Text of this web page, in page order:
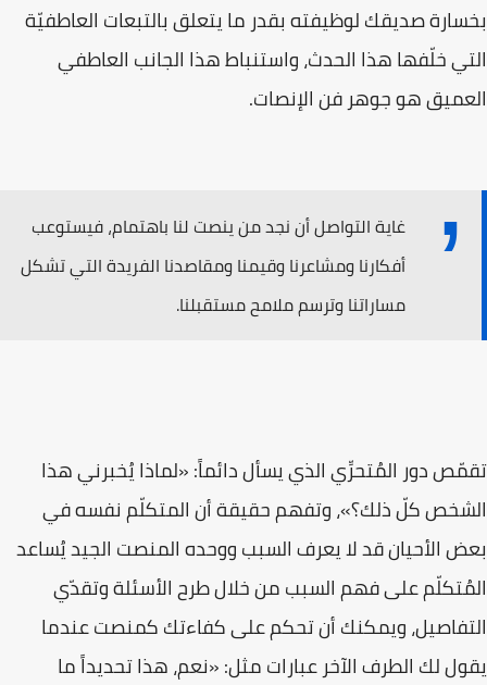
بخسارة صديقك لوظيفته بقدر ما يتعلق بالتبعات العاطفيّة
التي خلّفها هذا الحدث، واستنباط هذا الجانب العاطفي
العميق هو جوهر فن الإنصات.
غاية التواصل أن نجد من ينصت لنا باهتمام، فيستوعب
أفكارنا ومشاعرنا وقيمنا ومقاصدنا الفريدة التي تشكل
مساراتنا وترسم ملامح مستقبلنا.
تقمّص دور المُتحرِّي الذي يسأل دائماً: «لماذا يُخبرني هذا
الشخص كلّ ذلك؟»، وتفهم حقيقة أن المتكلّم نفسه في
بعض الأحيان قد لا يعرف السبب ووحده المنصت الجيد يُساعد
المُتكلّم على فهم السبب من خلال طرح الأسئلة وتقدّي
التفاصيل، ويمكنك أن تحكم على كفاءتك كمنصت عندما
يقول لك الطرف الآخر عبارات مثل: «نعم، هذا تحديداً ما